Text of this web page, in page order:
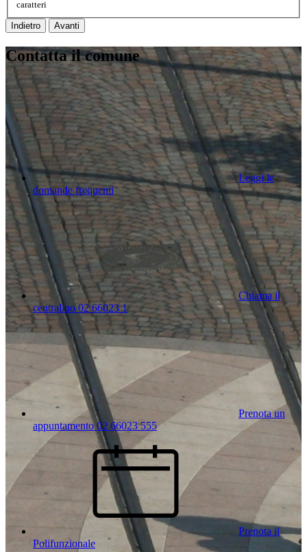
caratteri
Indietro Avanti
Contatta il comune
Leggi le
domande frequenti
Chiama il
centralino 02 66023 1
Prenota un
appuntamento 02 66023 555
Prenota il
Polifunzionale